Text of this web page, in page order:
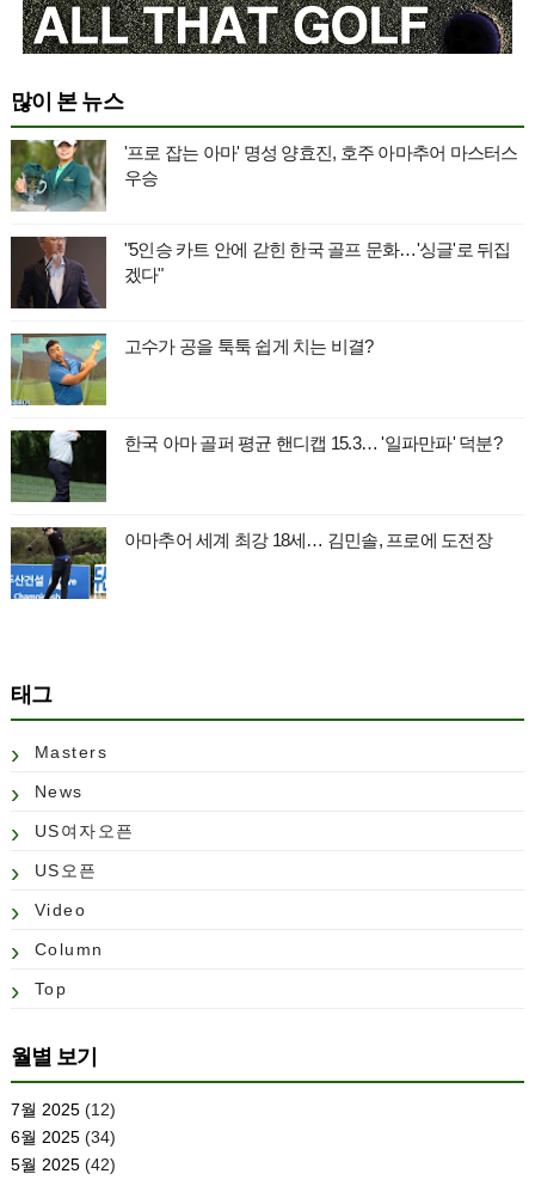
많이 본 뉴스
'프로 잡는 아마' 명성 양효진, 호주 아마추어 마스터스
우승
"5인승 카트 안에 갇힌 한국 골프 문화…'싱글'로 뒤집
겠다"
고수가 공을 툭툭 쉽게 치는 비결?
한국 아마 골퍼 평균 핸디캡 15.3… '일파만파' 덕분?
아마추어 세계 최강 18세… 김민솔, 프로에 도전장
태그
Masters
News
US여자오픈
US오픈
Video
Column
Top
월별 보기
7월 2025(12)
6월 2025(34)
5월 2025(42)